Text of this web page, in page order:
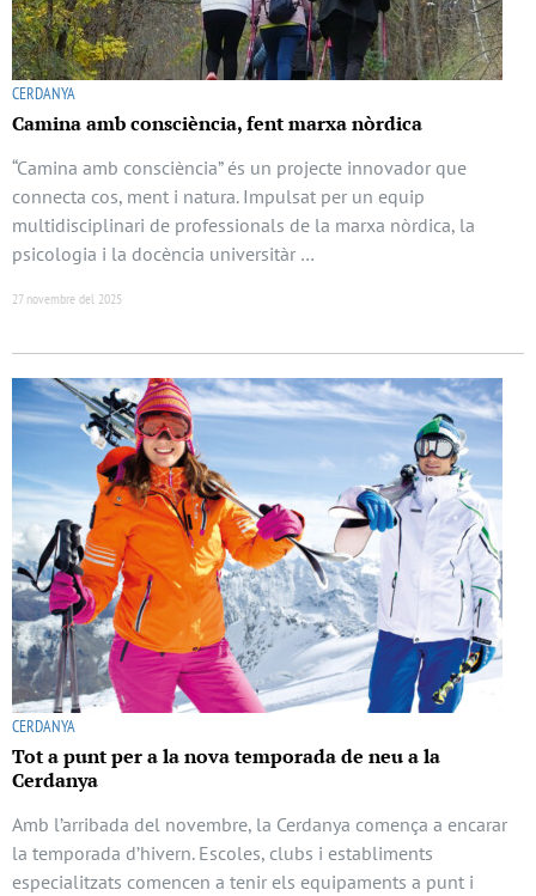
CERDANYA
Camina amb consciència, fent marxa nòrdica
“Camina amb consciència” és un projecte innovador que
connecta cos, ment i natura. Impulsat per un equip
multidisciplinari de professionals de la marxa nòrdica, la
psicologia i la docència universitàr …
27 novembre del 2025
CERDANYA
Tot a punt per a la nova temporada de neu a la
Cerdanya
Amb l’arribada del novembre, la Cerdanya comença a encarar
la temporada d’hivern. Escoles, clubs i establiments
especialitzats comencen a tenir els equipaments a punt i